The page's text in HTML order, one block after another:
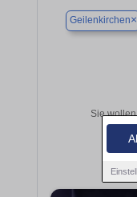
Geilenkirchen×
Sie